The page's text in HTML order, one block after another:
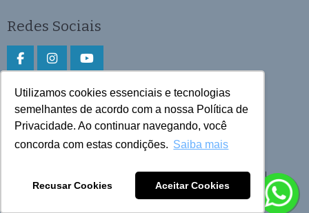
Utilizamos cookies essenciais e tecnologias
semelhantes de acordo com a nossa Política de
Privacidade. Ao continuar navegando, você
concorda com estas condições. Saiba mais
Recusar Cookies Aceitar Cookies
Redes Sociais
Faça download do aplicativo
Play Store e App Store
Todos os direitos reservados © 2026 Cruzeiro do Sul